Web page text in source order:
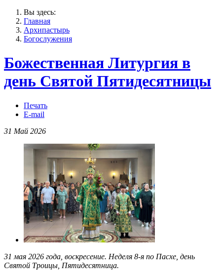
Вы здесь:
Главная
Архипастырь
Богослужения
Божественная Литургия в
день Святой Пятидесятницы
Печать
E-mail
31 Май 2026
31 мая 2026 года, воскресение. Неделя 8-я по Пасхе, день
Святой Троицы, Пятидесятница.